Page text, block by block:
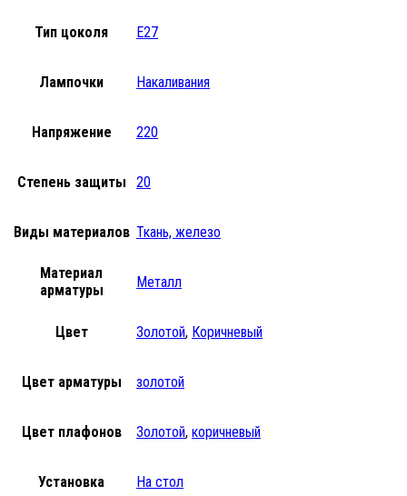
Тип цоколя E27
Лампочки Накаливания
Напряжение 220
Степень защиты 20
Виды материалов Ткань, железо
Материал
арматуры
Металл
Цвет Золотой, Коричневый
Цвет арматуры золотой
Цвет плафонов Золотой, коричневый
Установка На стол